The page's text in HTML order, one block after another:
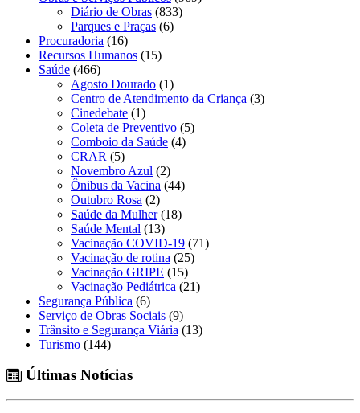
Diário de Obras (833)
Parques e Praças (6)
Procuradoria (16)
Recursos Humanos (15)
Saúde (466)
Agosto Dourado (1)
Centro de Atendimento da Criança (3)
Cinedebate (1)
Coleta de Preventivo (5)
Comboio da Saúde (4)
CRAR (5)
Novembro Azul (2)
Ônibus da Vacina (44)
Outubro Rosa (2)
Saúde da Mulher(18)
Saúde Mental (13)
Vacinação COVID-19 (71)
Vacinação de rotina (25)
Vacinação GRIPE (15)
Vacinação Pediátrica (21)
Segurança Pública (6)
Serviço de Obras Sociais (9)
Trânsito e Segurança Viária (13)
Turismo (144)
Últimas Notícias